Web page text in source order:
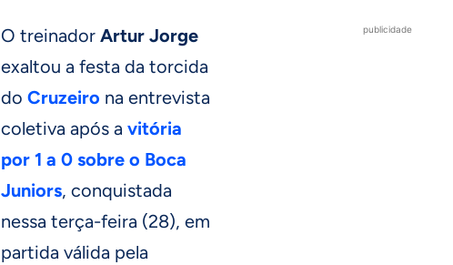
publicidade
O treinador Artur Jorge
exaltou a festa da torcida
do Cruzeiro na entrevista
coletiva após a vitória
por 1 a 0 sobre o Boca
Juniors, conquistada
nessa terça-feira (28), em
partida válida pela